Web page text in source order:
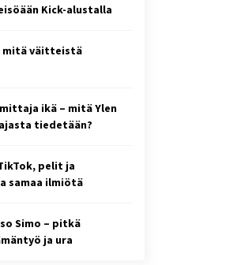
sitten
kehitys –
talletuskasinot ja
mitä suomalaisten
Kick-alustalla
mitä väitteistä
ikä – mitä Ylen
tiedetään?
pelit ja
samaa ilmiötä
Simo – pitkä
ja ura